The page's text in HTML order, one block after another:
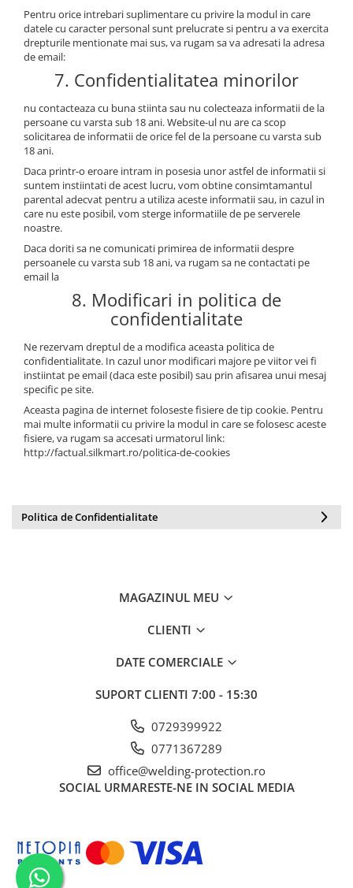
Pentru orice intrebari suplimentare cu privire la modul in care
datele cu caracter personal sunt prelucrate si pentru a va exercita
drepturile mentionate mai sus, va rugam sa va adresati la adresa
de email:
7. Confidentialitatea minorilor
nu contacteaza cu buna stiinta sau nu colecteaza informatii de la
persoane cu varsta sub 18 ani. Website-ul nu are ca scop
solicitarea de informatii de orice fel de la persoane cu varsta sub
18 ani.
Daca printr-o eroare intram in posesia unor astfel de informatii si
suntem instiintati de acest lucru, vom obtine consimtamantul
parental adecvat pentru a utiliza aceste informatii sau, in cazul in
care nu este posibil, vom sterge informatiile de pe serverele
noastre.
Daca doriti sa ne comunicati primirea de informatii despre
persoanele cu varsta sub 18 ani, va rugam sa ne contactati pe
email la
8. Modificari in politica de
confidentialitate
Ne rezervam dreptul de a modifica aceasta politica de
confidentialitate. In cazul unor modificari majore pe viitor vei fi
instiintat pe email (daca este posibil) sau prin afisarea unui mesaj
specific pe site.
Aceasta pagina de internet foloseste fisiere de tip cookie. Pentru
mai multe informatii cu privire la modul in care se folosesc aceste
fisiere, va rugam sa accesati urmatorul link:
http://factual.silkmart.ro/politica-de-cookies
Politica de Confidentialitate
MAGAZINUL MEU
CLIENTI
DATE COMERCIALE
SUPORT CLIENTI 7:00 - 15:30
0729399922
0771367289
office@welding-protection.ro
SOCIAL URMARESTE-NE IN SOCIAL MEDIA